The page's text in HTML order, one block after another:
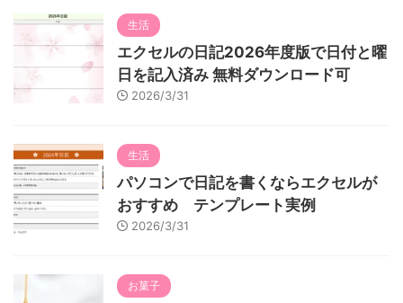
生活
エクセルの日記2026年度版で日付と曜
日を記入済み 無料ダウンロード可
2026/3/31
生活
パソコンで日記を書くならエクセルが
おすすめ テンプレート実例
2026/3/31
お菓子